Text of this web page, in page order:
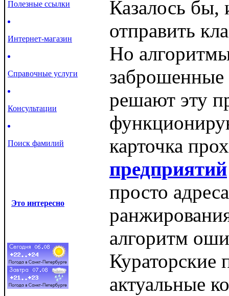
Полезные ссылки
Интернет-магазин
Справочные услуги
Консультации
Поиск фамилий
Это интересно
Казалось бы,
отправить
Но
решают эту
карточка
предприятий
просто
алгоритм
Кураторские
актуальные